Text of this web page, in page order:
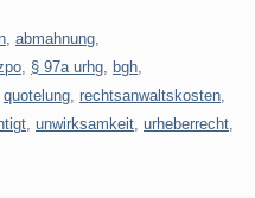
abmahnung
§ 97a urhg bgh
quotelung rechtsanwaltskosten
unwirksamkeit urheberrecht